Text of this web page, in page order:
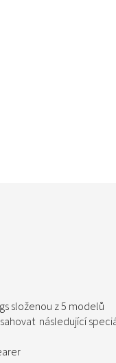
složenou z 5 modelů
následující